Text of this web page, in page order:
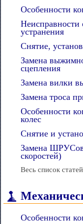
Особенности
устранения
Снятие,
Замена
сцепления
Замена вилки
Замена троса
Особенности
колес
Снятие и
Замена
скоростей)
Весь список
Особенности